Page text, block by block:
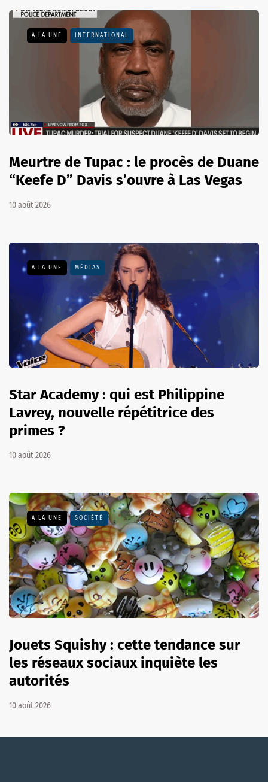
A LA UNE INTERNATIONAL
Meurtre de Tupac : le procès de Duane
“Keefe D” Davis s’ouvre à Las Vegas
10 août 2026
A LA UNE MÉDIAS
Star Academy : qui est Philippine
Lavrey, nouvelle répétitrice des
primes ?
10 août 2026
A LA UNE SOCIÉTÉ
Jouets Squishy : cette tendance sur
les réseaux sociaux inquiète les
autorités
10 août 2026